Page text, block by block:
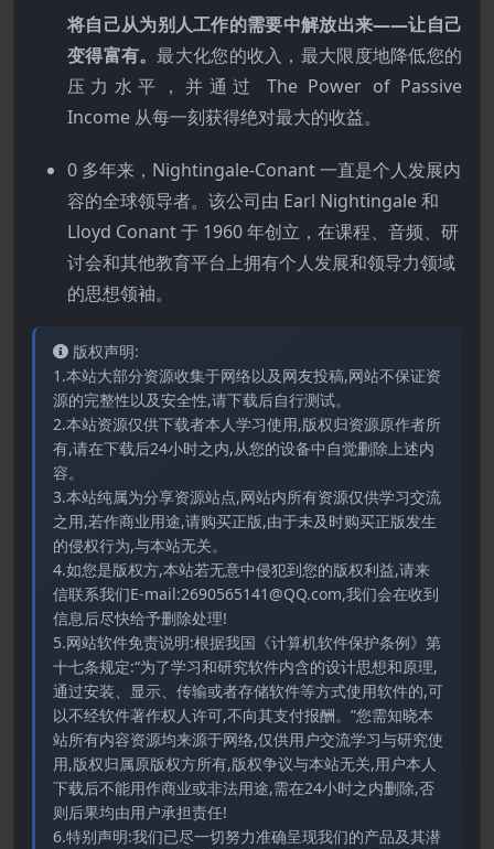
将自己从为别人工作的需要中解放出来——让自己
变得富有。最大化您的收入，最大限度地降低您的
压力水平，并通过 The Power of Passive
Income 从每一刻获得绝对最大的收益。
0 多年来，Nightingale-Conant 一直是个人发展内
容的全球领导者。该公司由 Earl Nightingale 和
Lloyd Conant 于 1960 年创立，在课程、音频、研
讨会和其他教育平台上拥有个人发展和领导力领域
的思想领袖。
版权声明:
1.本站大部分资源收集于网络以及网友投稿,网站不保证资
源的完整性以及安全性,请下载后自行测试。
2.本站资源仅供下载者本人学习使用,版权归资源原作者所
有,请在下载后24小时之内,从您的设备中自觉删除上述内
容。
3.本站纯属为分享资源站点,网站内所有资源仅供学习交流
之用,若作商业用途,请购买正版,由于未及时购买正版发生
的侵权行为,与本站无关。
4.如您是版权方,本站若无意中侵犯到您的版权利益,请来
信联系我们E-mail:2690565141@QQ.com,我们会在收到
信息后尽快给予删除处理!
5.网站软件免责说明:根据我国《计算机软件保护条例》第
十七条规定:“为了学习和研究软件内含的设计思想和原理,
通过安装、显示、传输或者存储软件等方式使用软件的,可
以不经软件著作权人许可,不向其支付报酬。”您需知晓本
站所有内容资源均来源于网络,仅供用户交流学习与研究使
用,版权归属原版权方所有,版权争议与本站无关,用户本人
下载后不能用作商业或非法用途,需在24小时之内删除,否
则后果均由用户承担责任!
6.特别声明:我们已尽一切努力准确呈现我们的产品及其潜